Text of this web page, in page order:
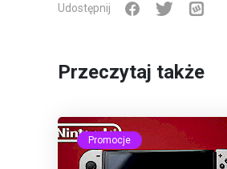
Udostępnij
Przeczytaj także
Promocje